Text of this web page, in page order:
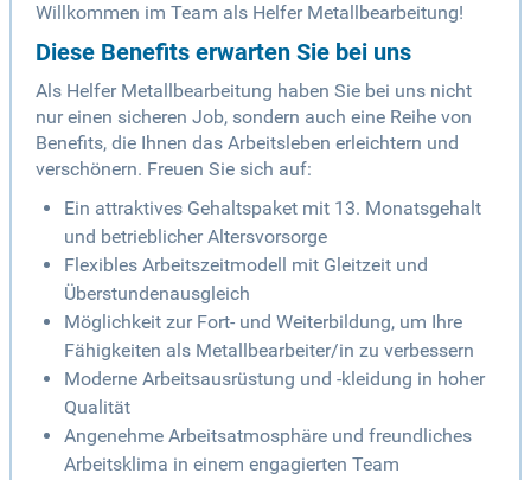
Willkommen im Team als Helfer Metallbearbeitung!
Diese Benefits erwarten Sie bei uns
Als Helfer Metallbearbeitung haben Sie bei uns nicht
nur einen sicheren Job, sondern auch eine Reihe von
Benefits, die Ihnen das Arbeitsleben erleichtern und
verschönern. Freuen Sie sich auf:
Ein attraktives Gehaltspaket mit 13. Monatsgehalt
und betrieblicher Altersvorsorge
Flexibles Arbeitszeitmodell mit Gleitzeit und
Überstundenausgleich
Möglichkeit zur Fort- und Weiterbildung, um Ihre
Fähigkeiten als Metallbearbeiter/in zu verbessern
Moderne Arbeitsausrüstung und -kleidung in hoher
Qualität
Angenehme Arbeitsatmosphäre und freundliches
Arbeitsklima in einem engagierten Team